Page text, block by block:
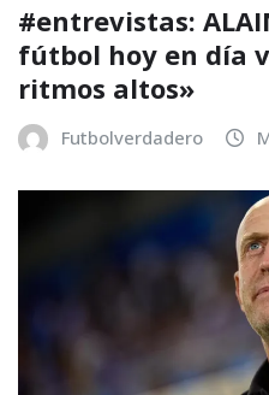
#entrevistas:
fútbol hoy en día
ritmos altos»
Futbolverdadero